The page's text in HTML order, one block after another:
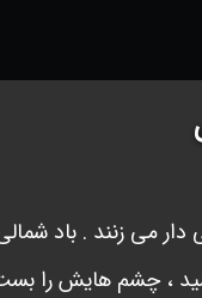
می زنند . باد
، چشم هایش را